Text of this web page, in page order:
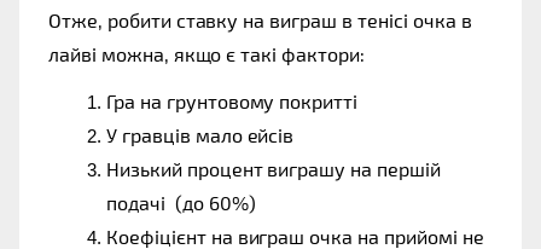
Отже, робити ставку на виграш в тенісі очка в
лайві можна, якщо є такі фактори:
Гра на грунтовому покритті
У гравців мало ейсів
Низький процент виграшу на першій
подачі  (до 60%)
Коефіцієнт на виграш очка на прийомі не